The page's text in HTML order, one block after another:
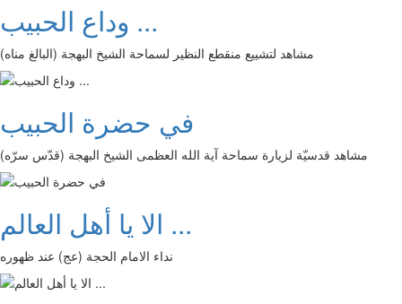
وداع الحبيب ...
مشاهد لتشييع منقطع النظير لسماحة الشيخ البهجة (البالغ مناه)
في حضرة الحبيب
مشاهد قدسيّة لزيارة سماحة آية الله العظمى الشيخ البهجة (قدّس سرّه)
الا يا أهل العالم ...
نداء الامام الحجة (عج) عند ظهوره